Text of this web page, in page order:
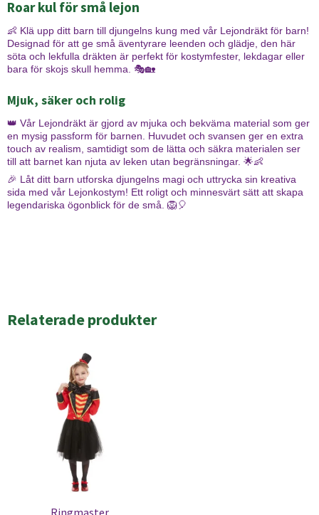
Roar kul för små lejon
👶 Klä upp ditt barn till djungelns kung med vår Lejondräkt för barn!
Designad för att ge små äventyrare leenden och glädje, den här
söta och lekfulla dräkten är perfekt för kostymfester, lekdagar eller
bara för skojs skull hemma. 🎭🏡
Mjuk, säker och rolig
👑 Vår Lejondräkt är gjord av mjuka och bekväma material som ger
en mysig passform för barnen. Huvudet och svansen ger en extra
touch av realism, samtidigt som de lätta och säkra materialen ser
till att barnet kan njuta av leken utan begränsningar. 🌟👶
🎉 Låt ditt barn utforska djungelns magi och uttrycka sin kreativa
sida med vår Lejonkostym! Ett roligt och minnesvärt sätt att skapa
legendariska ögonblick för de små. 🦁🎈
Relaterade produkter
Ringmaster